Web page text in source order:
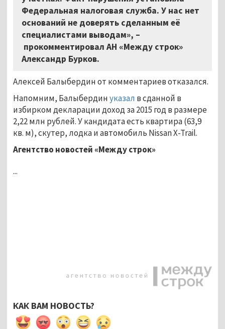
Федеральная налоговая служба. У нас нет
оснований не доверять сделанным её
специалистами выводам», –
прокомментировал АН «Между строк»
Александр Бурков.
Алексей Балыбердин от комментариев отказался.
Напомним, Балыбердинуказал в сданной в
избирком декларации доход за 2015 год в размере
2,22 млн рублей. У кандидата есть квартира (63,9
кв. м), скутер, лодка и автомобиль Nissan X-Trail.
Агентство новостей «Между строк»
...
КАК ВАМ НОВОСТЬ?